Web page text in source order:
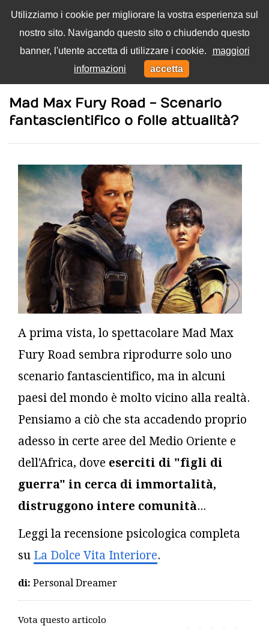
Utilizziamo i cookie per migliorare la vostra esperienza sul
nostro sito. Navigando questo sito o chiudendo questo
banner, l'utente accetta di utilizzare i cookie.
maggiori
informazioni
accetta
Menu
Mad Max Fury Road - Scenario
fantascientifico o folle attualità?
A prima vista, lo spettacolare Mad Max
Fury Road sembra riprodurre solo uno
scenario fantascientifico, ma in alcuni
paesi del mondo è molto vicino alla realtà.
Pensiamo a ciò che sta accadendo proprio
adesso in certe aree del Medio Oriente e
dell'Africa, dove eserciti di "figli di
guerra" in cerca di immortalità,
distruggono intere comunità...
Leggi la recensione psicologica completa
su La Dolce Vita Interiore.
di: Personal Dreamer
Vota questo articolo